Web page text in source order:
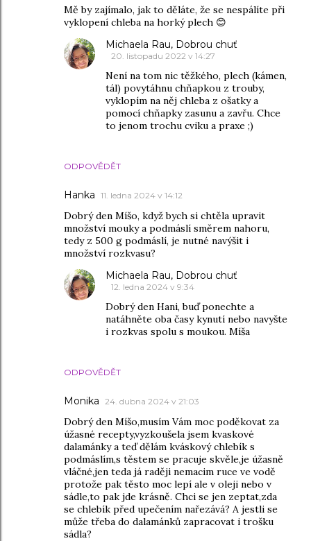
Mě by zajímalo, jak to děláte, že se nespálíte při
vyklopení chleba na horký plech 😊
ODPOVĚDĚT
Michaela Rau, Dobrou chuť
20. listopadu 2022 v 14:27
Není na tom nic těžkého, plech (kámen,
tál) povytáhnu chňapkou z trouby,
vyklopím na něj chleba z ošatky a
pomocí chňapky zasunu a zavřu. Chce
to jenom trochu cviku a praxe ;)
Hanka 11. ledna 2024 v 14:12
Dobrý den Míšo, když bych si chtěla upravit
množství mouky a podmáslí směrem nahoru,
tedy z 500 g podmáslí, je nutné navýšit i
množství rozkvasu?
ODPOVĚDĚT
Michaela Rau, Dobrou chuť
12. ledna 2024 v 9:34
Dobrý den Hani, buď ponechte a
natáhněte oba časy kynutí nebo navyšte
i rozkvas spolu s moukou. Míša
Monika 24. dubna 2024 v 21:03
Dobrý den Míšo,musím Vám moc poděkovat za
úžasné recepty,vyzkoušela jsem kvaskové
dalamánky a teď dělám kváskový chlebík s
podmáslím,s těstem se pracuje skvěle,je úžasně
vláčné,jen teda já raději nemacim ruce ve vodě
protože pak těsto moc lepí ale v oleji nebo v
sádle,to pak jde krásně. Chci se jen zeptat,zda
se chlebík před upečením nařezává? A jestli se
může třeba do dalamánků zapracovat i trošku
sádla?